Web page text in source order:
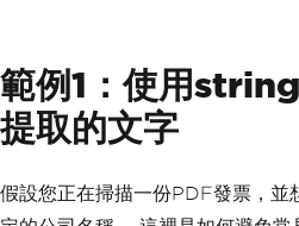
範例1：使用
提取的文字
假設您正在掃描一份PDF發票，並